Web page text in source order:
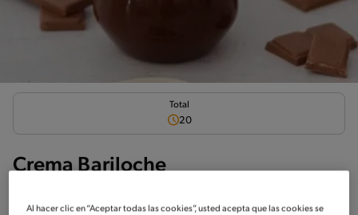
Total
20
Crema Bariloche
Al hacer clic en “Aceptar todas las cookies”, usted acepta que las cookies se